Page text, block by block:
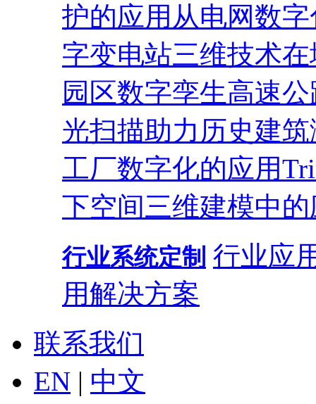
护的应用 从电网数
字变电站三维技术
园区数字孪生高速
光扫描助力历史建
工厂数字化的应用
下空间三维建模中
行业系统定制 行业应
用解决方案
联系我们
EN | 中文